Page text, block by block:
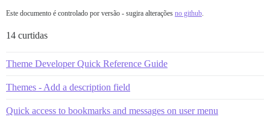
Este documento é controlado por versão - sugira alterações no github.
14 curtidas
Theme Developer Quick Reference Guide
Themes - Add a description field
Quick access to bookmarks and messages on user menu